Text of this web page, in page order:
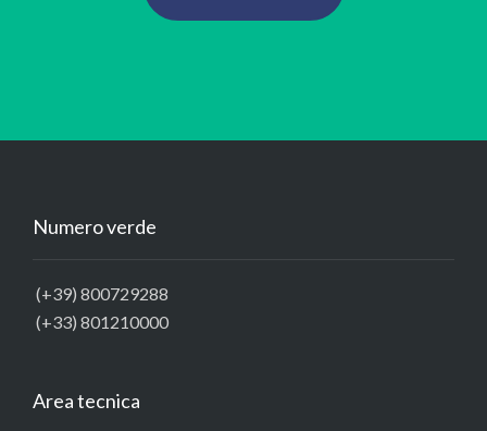
Numero verde
(+39) 800729288
(+33) 801210000
Area tecnica